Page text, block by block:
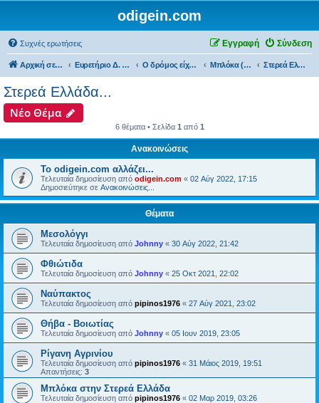
odigein.com
Συχνές ερωτήσεις Σύνδεση
Εγγραφή
Αρχική σελίδα Ευρετήριο Δ. Συζήτησης Ο δρόμος είχε την δική του Ιστορία... Μπλόκα (bloka)... Στερεά Ελλάδα...
Στερεά Ελλάδα...
Νέο Θέμα
6 θέματα • Σελίδα 1 από 1
Ανακοινώσεις
Το odigein.com αλλάζει...
Τελευταία δημοσίευση από odigein.com « 02 Αύγ 2022, 17:15
Δημοσιεύτηκε σε Ανακοινώσεις...
Θέματα
Μεσολόγγι
Τελευταία δημοσίευση από Johnny « 30 Αύγ 2022, 21:42
Φθιώτιδα
Τελευταία δημοσίευση από Johnny « 25 Οκτ 2021, 22:02
Ναύπακτος
Τελευταία δημοσίευση από pipinos1976 « 27 Αύγ 2021, 23:02
Θήβα - Βοιωτίας
Τελευταία δημοσίευση από Johnny « 05 Ιουν 2019, 23:05
Ρίγανη Αγρινίου
Τελευταία δημοσίευση από pipinos1976 « 31 Μάιος 2019, 19:51
Απαντήσεις: 3
Μπλόκα στην Στερεά Ελλάδα
Τελευταία δημοσίευση από pipinos1976 « 02 Μαρ 2019, 03:26